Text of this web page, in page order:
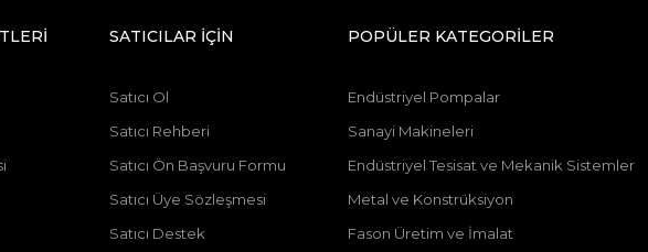
SATICILAR İÇİN
Satıcı Ol
Satıcı Rehberi
Satıcı Ön Başvuru Formu
Satıcı Üye Sözleşmesi
Satıcı Destek
POPÜLER KATEGORİLER
Endüstriyel Pompalar
Sanayi Makineleri
Endüstriyel Tesisat ve Mekanik Sistemler
Metal ve Konstrüksiyon
Fason Üretim ve İmalat